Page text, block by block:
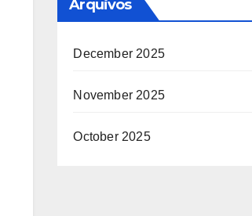
Arquivos
December 2025
November 2025
October 2025